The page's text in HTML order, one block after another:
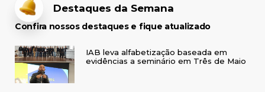
Destaques da Semana
Confira nossos destaques e fique atualizado
IAB leva alfabetização baseada em
evidências a seminário em Três de Maio